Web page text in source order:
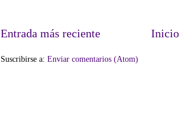
Entrada más reciente Inicio
Suscribirse a: Enviar comentarios (Atom)